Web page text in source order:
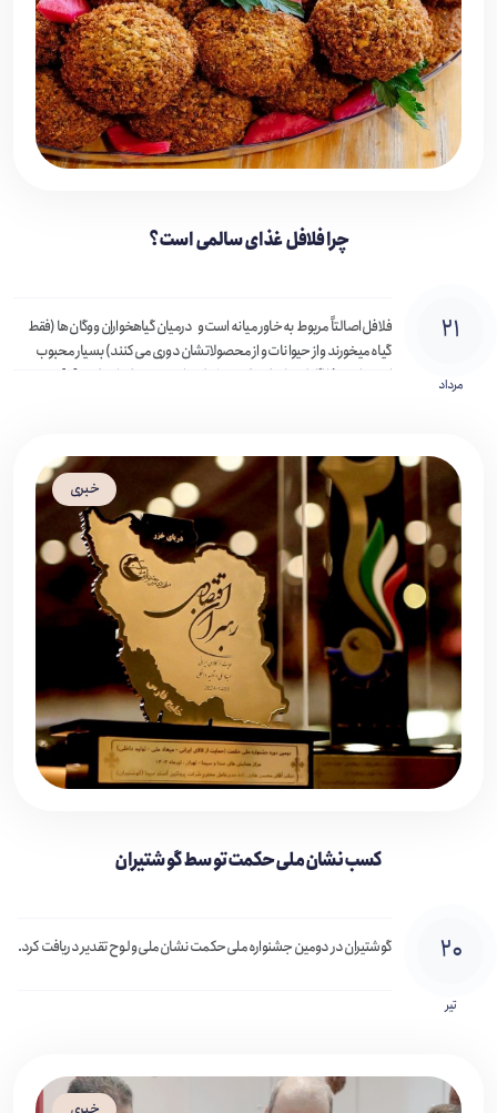
چرا فلافل غذای سالمی است ؟
۲۱
مرداد
فلافل اصالتاً مربوط به خاور میانه است و درمیان گیاهخواران و وگان ها (فقط
گیاه میخورند و از حیوانات و از محصولاتشان دوری می کنند) بسیار محبوب
است. این غذا گلوله های کوچک سرخ شده ای هستند که از ترکیب […]
خبری
کسب نشان ملی حکمت توسط گوشتیران
۲۰
تیر
گوشتیران در دومین جشنواره ملی حکمت نشان ملی و لوح تقدیر دریافت کرد.